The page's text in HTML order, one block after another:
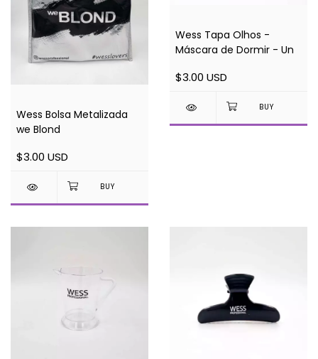
Wess Bolsa Metalizada
we Blond
$3.00 USD
Wess Tapa Olhos -
Máscara de Dormir - Un
$3.00 USD